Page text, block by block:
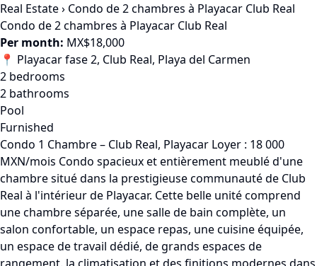
Real Estate› Condo de 2 chambres à Playacar Club Real
Condo de 2 chambres à Playacar Club Real
Per month: MX$18,000
📍 Playacar fase 2, Club Real, Playa del Carmen
2 bedrooms
2 bathrooms
Pool
Furnished
Condo 1 Chambre – Club Real, Playacar Loyer : 18 000
MXN/mois Condo spacieux et entièrement meublé d'une
chambre situé dans la prestigieuse communauté de Club
Real à l'intérieur de Playacar. Cette belle unité comprend
une chambre séparée, une salle de bain complète, un
salon confortable, un espace repas, une cuisine équipée,
un espace de travail dédié, de grands espaces de